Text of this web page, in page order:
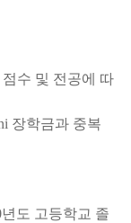
수 및 전공에 따
장학금과 중복
년도 고등학교 졸